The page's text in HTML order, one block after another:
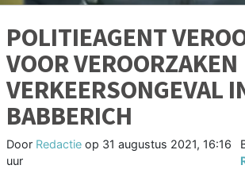
POLITIEAGENT
VOOR VEROORZAKEN
VERKEERSONGEVAL
BABBERICH
Door Redactie op 31 augustus 2021, 16:16
uur